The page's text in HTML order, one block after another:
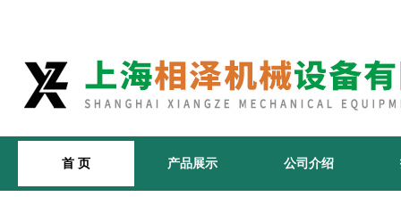
首 页 产品展示 公司介绍